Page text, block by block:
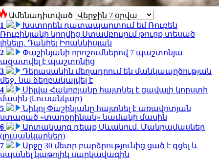
Ամենադիտված
1
Խստորեն դատապարտում եմ Ռուբեն
Ռուբինյանի կողմից Ստամբուլում թուրք տեսած
լինելը. Դանիել Իոաննիսյան
2
Փաշինյանի որոշումներով 7 պաշտոնյա
ազատվել է պաշտոնից
3
Դերասանին մեղադրում են մանկապղծության
մեջ․ նա ձերբակալվել է
4
Սիլվա Հակոբյանը հայտնել է ցավալի կորստի
մասին (Լուսանկար)
5
Նիկոլ Փաշինյանը հայտնել է առավոտյան
ստացած «տարօրինակ» նամակի մասին
6
Արտակարգ դեպք Սևանում. Մանրամասներ
(լուսանկարներ)
7
Արջը 30 մետր բարձրությունից ցած է գցել և
սպանել կաթոլիկ սարկավագին